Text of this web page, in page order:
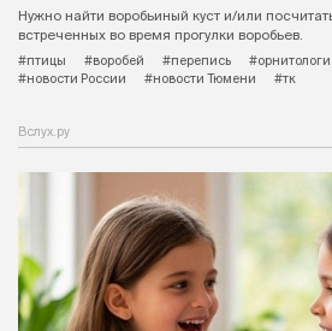
Нужно найти воробьиный куст и/или
встреченных во время прогулки воробьев.
#птицы
#воробей #перепись #орнитологи
#новости России
#новости Тюмени #тк
Вслух.ру